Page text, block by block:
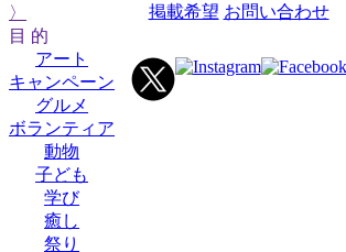
〉
目 的
アート
キャンペーン
グルメ
ボランティア
動物
子ども
学び
癒し
祭り
掲載希望 お問い合わせ